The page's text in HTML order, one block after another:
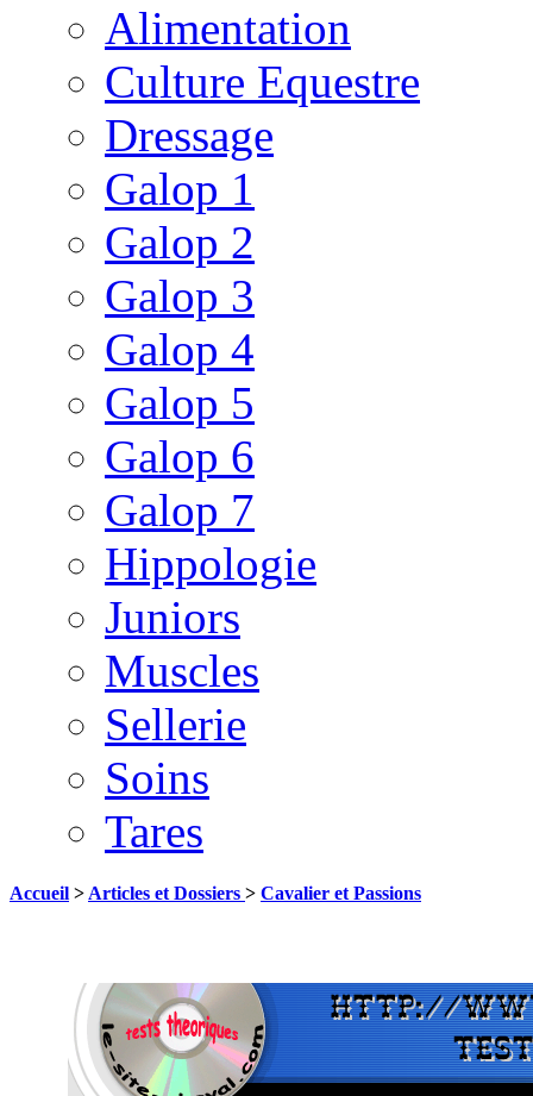
Alimentation
Culture Equestre
Dressage
Galop 1
Galop 2
Galop 3
Galop 4
Galop 5
Galop 6
Galop 7
Hippologie
Juniors
Muscles
Sellerie
Soins
Tares
Accueil > Articles et Dossiers > Cavalier et Passions